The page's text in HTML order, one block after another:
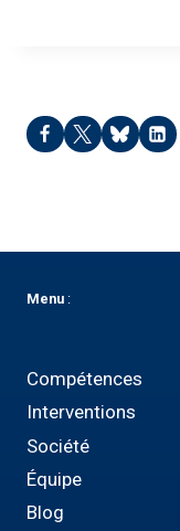
Menu :
Compétences
Interventions
Société
Équipe
Blog